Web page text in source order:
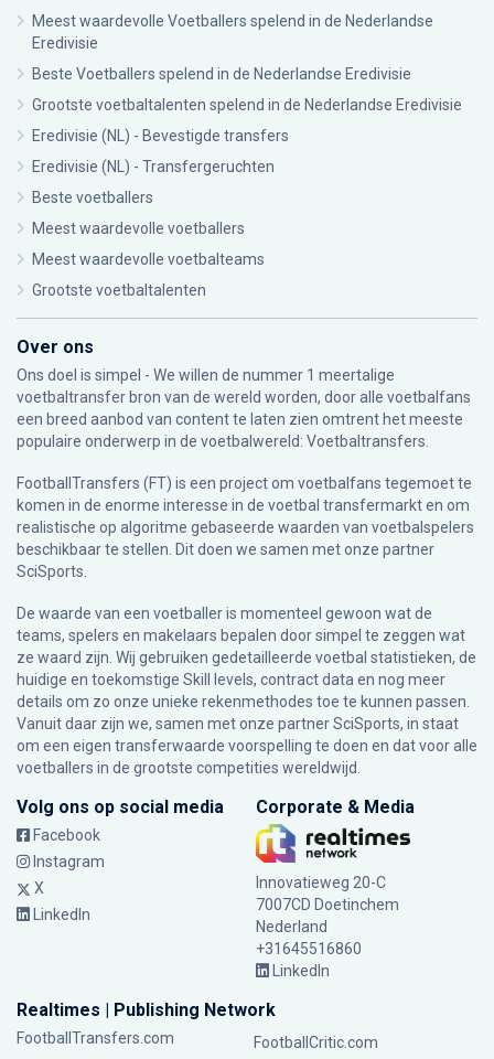
Meest waardevolle Voetballers spelend in de Nederlandse
Eredivisie
Beste Voetballers spelend in de Nederlandse Eredivisie
Grootste voetbaltalenten spelend in de Nederlandse Eredivisie
Eredivisie (NL) - Bevestigde transfers
Eredivisie (NL) - Transfergeruchten
Beste voetballers
Meest waardevolle voetballers
Meest waardevolle voetbalteams
Grootste voetbaltalenten
Over ons
Ons doel is simpel - We willen de nummer 1 meertalige
voetbaltransfer bron van de wereld worden, door alle voetbalfans
een breed aanbod van content te laten zien omtrent het meeste
populaire onderwerp in de voetbalwereld: Voetbaltransfers.
FootballTransfers (FT) is een project om voetbalfans tegemoet te
komen in de enorme interesse in de voetbal transfermarkt en om
realistische op algoritme gebaseerde waarden van voetbalspelers
beschikbaar te stellen. Dit doen we samen met onze partner
SciSports
De waarde van een voetballer is momenteel gewoon wat de
teams, spelers en makelaars bepalen door simpel te zeggen wat
ze waard zijn. Wij gebruiken gedetailleerde voetbal statistieken, de
huidige en toekomstige Skill levels, contract data en nog meer
details om zo onze unieke rekenmethodes toe te kunnen passen.
Vanuit daar zijn we, samen met onze partner SciSports, in staat
om een eigen transferwaarde voorspelling te doen en dat voor alle
voetballers in de grootste competities wereldwijd.
Volg ons op social media
Facebook
Instagram
X
LinkedIn
Corporate & Media
Innovatieweg 20-C
7007CD Doetinchem
Nederland
+31645516860
LinkedIn
Realtimes | Publishing Network
FootballTransfers.com FootballCritic.com